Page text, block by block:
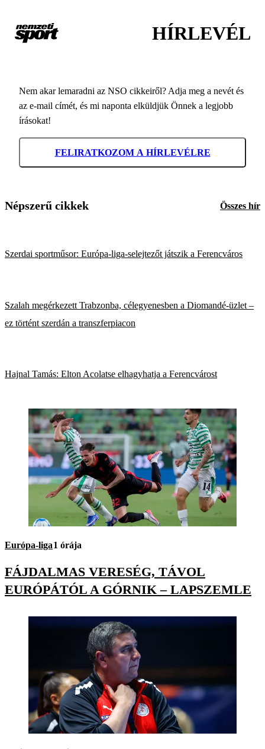
HÍRLEVÉL
Nem akar lemaradni az NSO cikkeiről? Adja meg a nevét és
az e-mail címét, és mi naponta elküldjük Önnek a legjobb
írásokat!
FELIRATKOZOM A HÍRLEVÉLRE
Népszerű cikkek Összes hír
Szerdai sportműsor: Európa-liga-selejtezőt játszik a Ferencváros
Szalah megérkezett Trabzonba, célegyenesben a Diomandé-üzlet –
ez történt szerdán a transzferpiacon
Hajnal Tamás: Elton Acolatse elhagyhatja a Ferencvárost
Európa-liga1 órája
FÁJDALMAS VERESÉG, TÁVOL
EURÓPÁTÓL A GÓRNIK – LAPSZEMLE